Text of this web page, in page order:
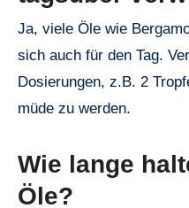
Ja, viele Öle wie
sich auch für den Tag.
Dosierungen, z.B. 2
müde zu werden.
Wie lange
Öle?